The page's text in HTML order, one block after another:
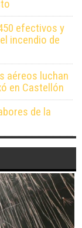
efectivos y
incendio de
aéreos luchan
en Castellón
de la